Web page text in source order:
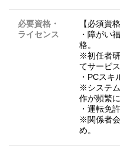
必要資格・
ライセンス
【必須資格
・障がい
格。
※初任者
てサービ
・PCスキ
※システ
作が頻繁
・運転免許
※関係者
め。